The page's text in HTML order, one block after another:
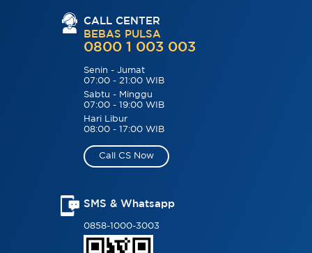
CALL CENTER
BEBAS PULSA
0800 1 003 003
Senin - Jumat
07:00 - 21:00 WIB
Sabtu - Minggu
07:00 - 19:00 WIB
Hari Libur
08:00 - 17:00 WIB
Call CS Now
SMS & Whatsapp
0858-1000-3003